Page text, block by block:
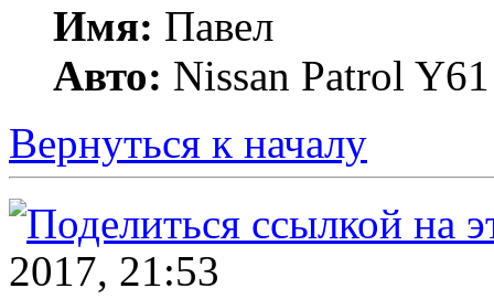
Имя: Павел
Авто: Nissan Patrol Y61
Вернуться к началу
2017, 21:53